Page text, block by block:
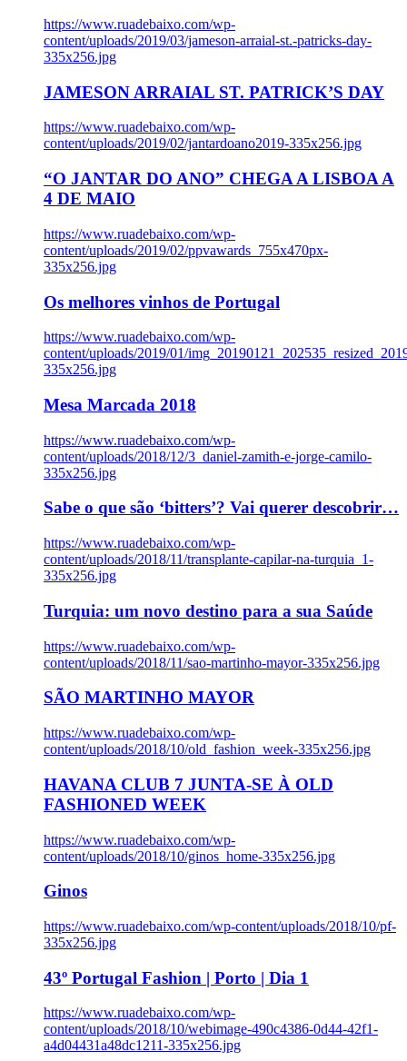
https://www.ruadebaixo.com/wp-
content/uploads/2019/03/jameson-arraial-st.-patricks-day-
335x256.jpg
JAMESON ARRAIAL ST. PATRICK’S DAY
https://www.ruadebaixo.com/wp-
content/uploads/2019/02/jantardoano2019-335x256.jpg
“O JANTAR DO ANO” CHEGA A LISBOA A
4 DE MAIO
https://www.ruadebaixo.com/wp-
content/uploads/2019/02/ppvawards_755x470px-
335x256.jpg
Os melhores vinhos de Portugal
https://www.ruadebaixo.com/wp-
content/uploads/2019/01/
335x256.jpg
Mesa Marcada 2018
https://www.ruadebaixo.com/wp-
content/uploads/2018/12/3_daniel-zamith-e-jorge-camilo-
335x256.jpg
Sabe o que são ‘bitters’? Vai querer descobrir…
https://www.ruadebaixo.com/wp-
content/uploads/2018/11/transplante-capilar-na-turquia_1-
335x256.jpg
Turquia: um novo destino para a sua Saúde
https://www.ruadebaixo.com/wp-
content/uploads/2018/11/sao-martinho-mayor-335x256.jpg
SÃO MARTINHO MAYOR
https://www.ruadebaixo.com/wp-
content/uploads/2018/10/old_fashion_week-335x256.jpg
HAVANA CLUB 7 JUNTA-SE À OLD
FASHIONED WEEK
https://www.ruadebaixo.com/wp-
content/uploads/2018/10/ginos_home-335x256.jpg
Ginos
https://www.ruadebaixo.com/wp-content/uploads/2018/10/pf-
335x256.jpg
43º Portugal Fashion | Porto | Dia 1
https://www.ruadebaixo.com/wp-
content/uploads/2018/10/webimage-490c4386-0d44-42f1-
a4d04431a48dc1211-335x256.jpg